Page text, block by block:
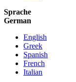
Sprache
German
English
Greek
Spanish
French
Italian